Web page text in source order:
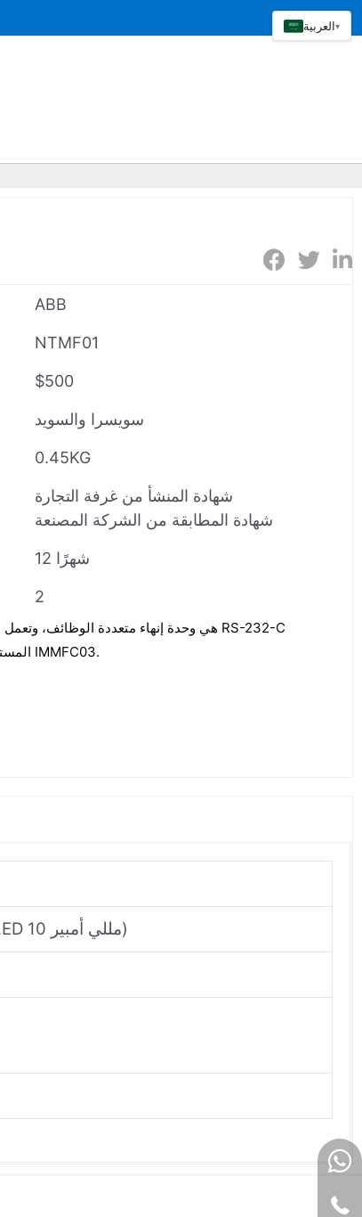
ABB
NTMF01
$500
سويسرا والسويد
0.45KG
شهادة المنشأ من غرفة التجارة
شهادة المطابقة من الشركة المصنعة
12 شهرًا
2
المستخدمين في وحدة التحكم متعددة الوظائف IMMFC03.
استهلاك التيار +24 فولت تيار مستمر 160 مللي أمبير، كحد أقصى (يستهلك مؤشر LED 10 مللي أمبير)
العربية▾